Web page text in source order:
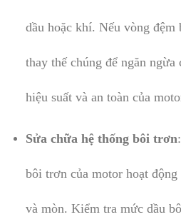
dầu hoặc khí. Nếu vòng đệm
thay thế chúng để ngăn ngừa
hiệu suất và an toàn của
Sửa chữa hệ thống bôi trơn
bôi trơn của motor hoạt động
và mòn. Kiểm tra mức dầu